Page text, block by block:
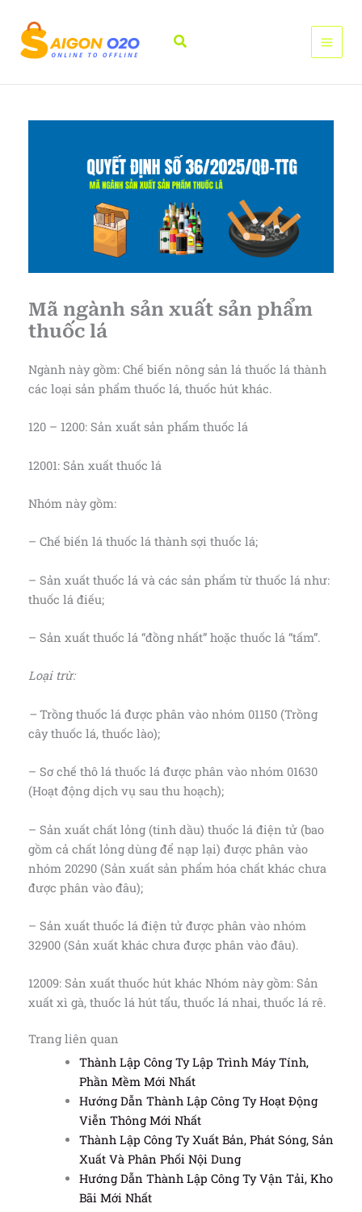
Tìm
Mã ngành sản xuất sản phẩm
thuốc lá
Ngành này gồm: Chế biến nông sản lá thuốc lá thành
các loại sản phẩm thuốc lá, thuốc hút khác.
120 – 1200: Sản xuất sản phẩm thuốc lá
12001: Sản xuất thuốc lá
Nhóm này gồm:
– Chế biến lá thuốc lá thành sợi thuốc lá;
– Sản xuất thuốc lá và các sản phẩm từ thuốc lá như:
thuốc lá điếu;
– Sản xuất thuốc lá “đồng nhất” hoặc thuốc lá “tấm”.
Loại trừ:
– Trồng thuốc lá được phân vào nhóm 01150 (Trồng
cây thuốc lá, thuốc lào);
– Sơ chế thô lá thuốc lá được phân vào nhóm 01630
(Hoạt động dịch vụ sau thu hoạch);
– Sản xuất chất lỏng (tinh dầu) thuốc lá điện tử (bao
gồm cả chất lỏng dùng để nạp lại) được phân vào
nhóm 20290 (Sản xuất sản phẩm hóa chất khác chưa
được phân vào đâu);
– Sản xuất thuốc lá điện tử được phân vào nhóm
32900 (Sản xuất khác chưa được phân vào đâu).
12009: Sản xuất thuốc hút khác Nhóm này gồm: Sản
xuất xì gà, thuốc lá hút tẩu, thuốc lá nhai, thuốc lá rê.
Trang liên quan
Thành Lập Công Ty Lập Trình Máy Tính,
Phần Mềm Mới Nhất
Hướng Dẫn Thành Lập Công Ty Hoạt Động
Viễn Thông Mới Nhất
Thành Lập Công Ty Xuất Bản, Phát Sóng, Sản
Xuất Và Phân Phối Nội Dung
Hướng Dẫn Thành Lập Công Ty Vận Tải, Kho
Bãi Mới Nhất